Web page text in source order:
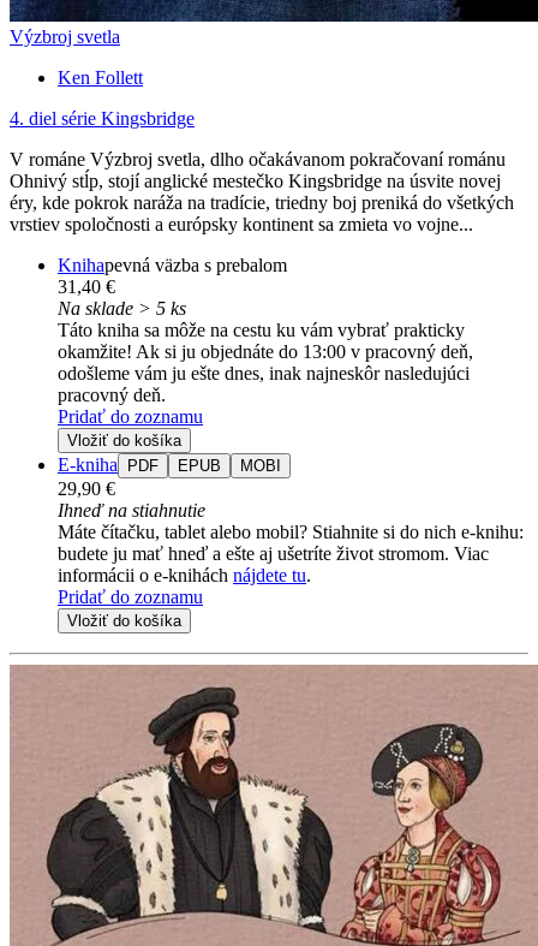
Výzbroj svetla
Ken Follett
4. diel série Kingsbridge
V románe Výzbroj svetla, dlho očakávanom pokračovaní románu
Ohnivý stĺp, stojí anglické mestečko Kingsbridge na úsvite novej
éry, kde pokrok naráža na tradície, triedny boj preniká do všetkých
vrstiev spoločnosti a európsky kontinent sa zmieta vo vojne...
Knihapevná väzba s prebalom
31,40 €
Na sklade > 5 ks
Táto kniha sa môže na cestu ku vám vybrať prakticky
okamžite! Ak si ju objednáte do 13:00 v pracovný deň,
odošleme vám ju ešte dnes, inak najneskôr nasledujúci
pracovný deň.
Pridať do zoznamu
Vložiť do košíka
E-kniha PDF EPUB MOBI
29,90 €
Ihneď na stiahnutie
Máte čítačku, tablet alebo mobil? Stiahnite si do nich e-knihu:
budete ju mať hneď a ešte aj ušetríte život stromom. Viac
informácii o e-knihách nájdete tu.
Pridať do zoznamu
Vložiť do košíka